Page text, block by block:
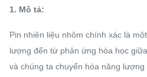
1. Mô tả:
Pin nhiên liệu nhôm chính xác là
lượng đến từ phản ứng hóa học
và chúng ta chuyển hóa năng